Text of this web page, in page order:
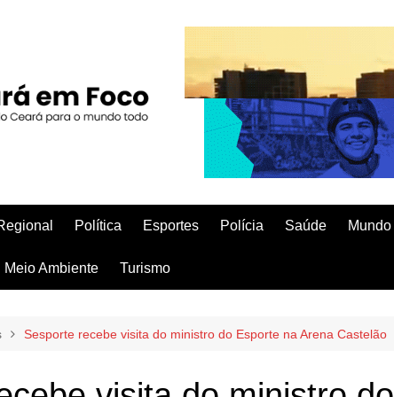
Política Esportes Polícia Saúde Mundo
Meio Ambiente Turismo
Sesporte recebe visita do ministro do Esporte na Arena Castelão